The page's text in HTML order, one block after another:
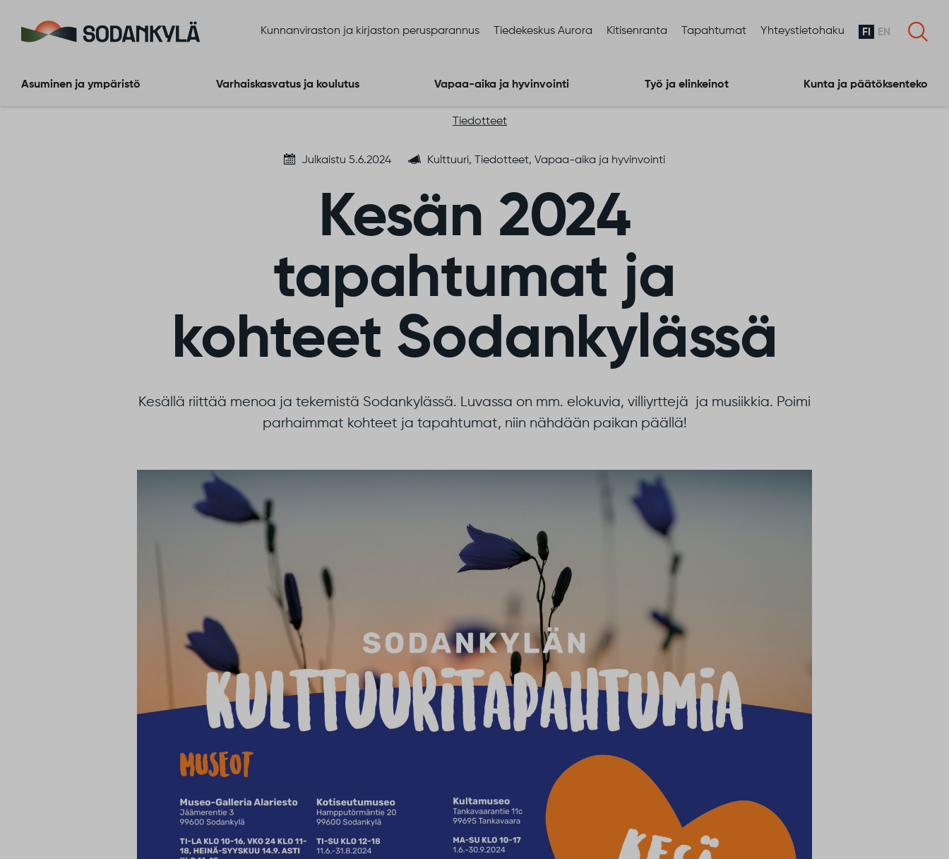
Kunnanviraston ja kirjaston perusparannus Tiedekeskus Aurora Kitisenranta Tapahtumat Yhteystietohaku FI EN
Asuminen ja ympäristö Varhaiskasvatus ja koulutus Vapaa-aika ja hyvinvointi Työ ja elinkeinot Kunta ja päätöksenteko
Tiedotteet
Julkaistu 5.6.2024 Kulttuuri, Tiedotteet, Vapaa-aika ja hyvinvointi
Kesän 2024
tapahtumat ja
kohteet Sodankylässä
Kesällä riittää menoa ja tekemistä Sodankylässä. Luvassa on mm. elokuvia, villiyrttejä ja musiikkia. Poimi
parhaimmat kohteet ja tapahtumat, niin nähdään paikan päällä!